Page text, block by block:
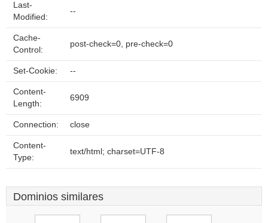
Last-
Modified:
--
Cache-
Control:
post-check=0, pre-check=0
Set-Cookie: --
Content-
Length:
6909
Connection: close
Content-
Type:
text/html; charset=UTF-8
Dominios similares